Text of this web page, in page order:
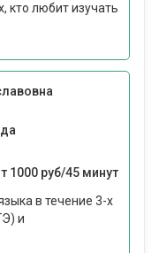
кто любит изучать
1000 руб/45 минут
в течение 3-х
и